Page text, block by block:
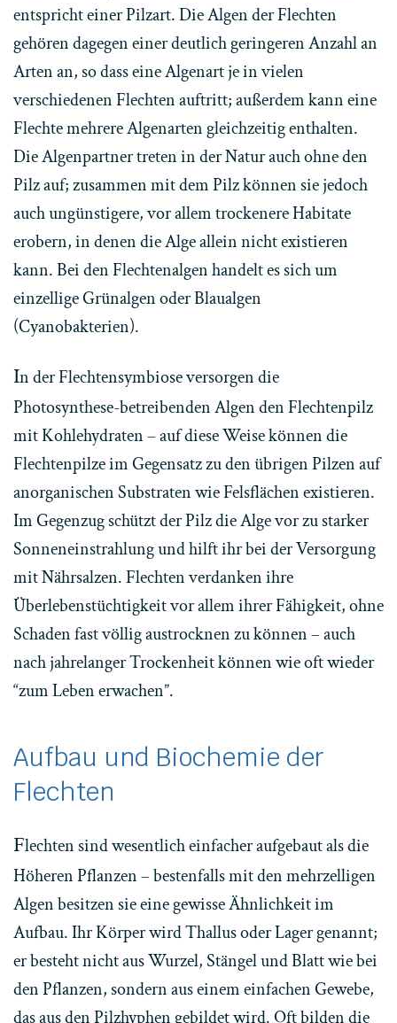
entspricht einer Pilzart. Die Algen der Flechten
gehören dagegen einer deutlich geringeren Anzahl an
Arten an, so dass eine Algenart je in vielen
verschiedenen Flechten auftritt; außerdem kann eine
Flechte mehrere Algenarten gleichzeitig enthalten.
Die Algenpartner treten in der Natur auch ohne den
Pilz auf; zusammen mit dem Pilz können sie jedoch
auch ungünstigere, vor allem trockenere Habitate
erobern, in denen die Alge allein nicht existieren
kann. Bei den Flechtenalgen handelt es sich um
einzellige Grünalgen oder Blaualgen
(Cyanobakterien).
In der Flechtensymbiose versorgen die
Photosynthese-betreibenden Algen den Flechtenpilz
mit Kohlehydraten – auf diese Weise können die
Flechtenpilze im Gegensatz zu den übrigen Pilzen auf
anorganischen Substraten wie Felsflächen existieren.
Im Gegenzug schützt der Pilz die Alge vor zu starker
Sonneneinstrahlung und hilft ihr bei der Versorgung
mit Nährsalzen. Flechten verdanken ihre
Überlebenstüchtigkeit vor allem ihrer Fähigkeit, ohne
Schaden fast völlig austrocknen zu können – auch
nach jahrelanger Trockenheit können wie oft wieder
“zum Leben erwachen”.
Aufbau und Biochemie der
Flechten
Flechten sind wesentlich einfacher aufgebaut als die
Höheren Pflanzen – bestenfalls mit den mehrzelligen
Algen besitzen sie eine gewisse Ähnlichkeit im
Aufbau. Ihr Körper wirdThallus oder Lager genannt;
er besteht nicht aus Wurzel, Stängel und Blatt wie bei
den Pflanzen, sondern aus einem einfachen Gewebe,
das aus den Pilzhyphen gebildet wird. Oft bilden die